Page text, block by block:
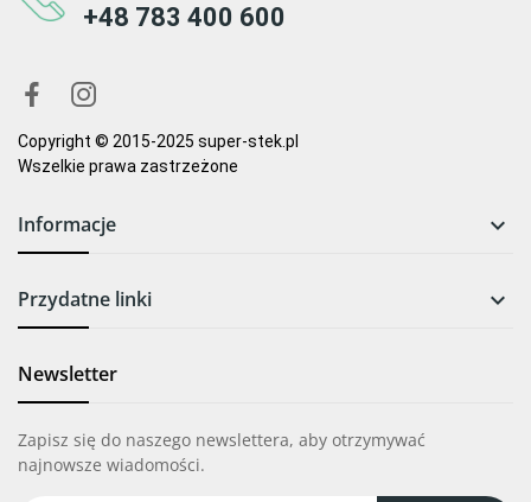
+48 783 400 600
Copyright © 2015-2025 super-stek.pl
Wszelkie prawa zastrzeżone
Informacje 
Przydatne linki 
Newsletter
Zapisz się do naszego newslettera, aby otrzymywać
najnowsze wiadomości.